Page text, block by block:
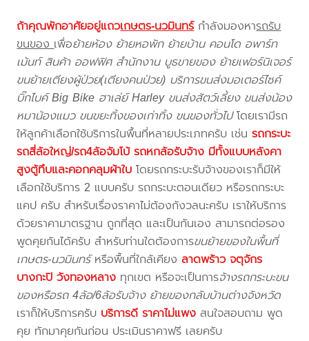
ถ้าคุณพักอาศัยอยู่แถวเกษตร-นวมินทร์กำลังมองหารถรับ
ขนของเพื่อย้ายห้อง ย้ายหอพัก ย้ายบ้าน คอนโด อพาร์ท
เม้นท์ สินค้า ออฟฟิศ สำนักงาน บูธขายของ ย้ายเฟอร์นิเจอร์
ขนย้ายเตียงผู้ป่วย(เตียงคนป่วย) บริการขนส่งมอเตอร์ไซค์
บิ๊กไบค์ Big Bike ฮาเล่ย์ Harley ขนส่งสัตว์เลี้ยง ขนส่งน้อง
หมาน้องแมว ขนขยะทิ้งของเก่าทิ้ง ขนของทั่วไปโดยเรามีรถ
ให้ลูกค้าเลือกใช้บริการในพื้นที่หลายประเภทครับ เช่นรถกระบะ
รถสี่ล้อใหญ่/รถ4ล้อจัมโบ้ รถหกล้อรับจ้าง มีทั้งแบบหลังคา
สูงตู้ทึบและคอกคลุมผ้าใบ โดยรถกระบะรับจ้างของเราก็มีให้
เลือกใช้บริการ 2 แบบครับ รถกระบะตอนเดียว หรือรถกระบะ
แคป ครับ สำหรับเรื่องราคาไม่ต้องกังวลนะครับ เราให้บริการ
ด้วยราคามาตรฐาน ถูกที่สุด และเป็นกันเอง สามารถต่อรอง
พูดคุยกันได้ครับ สำหรับท่านใดต้องการขนย้ายของในพื้นที่
เกษตร-นวมินทร์หรือพื้นที่ใกล้เคียงลาดพร้าว จตุจักร
บางกะปิ วังทองหลาง ทุกเขต หรือจะเป็นการจ้างรถกระบะขน
ของหรือรถ 4ล้อ/6ล้อรับจ้าง ย้ายของกลับบ้านต่างจังหวัด
เราก็ให้บริการครับ บริการดี ราคาไม่แพง สนใจสอบถาม พูด
คุย ทักมาคุยกันก่อน ประเมินราคาฟรี เลยครับ